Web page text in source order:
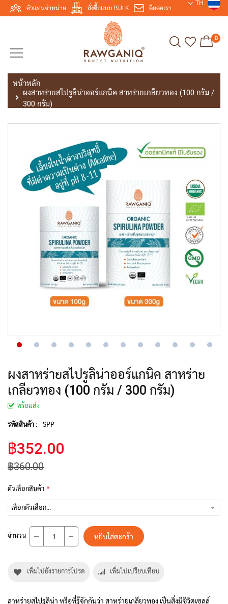
ตัวแทนจำหน่าย สั่งซื้อแบบ BULK ติดต่อเรา
TH
0
หน้าหลัก
ผงสาหร่ายสไปรูลิน่าออร์แกนิค สาหร่ายเกลียวทอง (100 กรัม /
300 กรัม)
ผงสาหร่ายสไปรูลิน่าออร์แกนิค สาหร่าย
เกลียวทอง (100 กรัม / 300 กรัม)
พร้อมส่ง
รหัสสินค้า : SPP
฿352.00
฿360.00
ตัวเลือกสินค้า
จำนวน หยิบใส่ตะกร้า
เพิ่มไปยังรายการโปรด เพิ่มไปเปรียบเทียบ
สาหร่ายสไปรูลิน่า หรือที่รู้จักกันว่า สาหร่ายเกลียวทอง เป็นสิ่งมีชีวิตเซลล์